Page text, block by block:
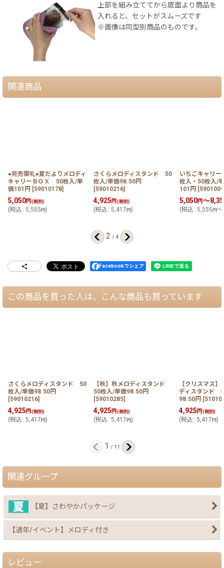
上部を組み立ててから底面より商品を
入れると、セットがスムーズです
※画像は同型別商品のものです。
関連商品
●完売御礼●夏だよりメロディ
キャリーＢＯＸ 50枚入/単
価101円
59010178]
5,050円(税別)
(税込: 5,555円)
さくらメロディスタンド 50
枚入/単価98.50円
[59010216]
4,925円(税別)
(税込: 5,417円)
いちごキャリ
枚入・50枚入/
101円 [
5,050円～
(税込 : 5,555円～
2 / 4
Facebookでシェア
この商品を買った人は、こんな商品も買っています
さくらメロディスタンド 50
枚入/単価98.50円
[59010216]
4,925 円(税別)
(税込 : 5,417円)
【秋】秋メロディスタンド
50枚入/単価98.50円
[59010285]
4,925円(税別)
(税込 : 5,417円)
【クリスマス
ディスタンド
98.50円 [
4,925円(税別)
(税込 : 5,417円)
1 / 11
関連グループ
【夏】さわやかパッケージ
【通年/イベント】メロディ付き
レビュー